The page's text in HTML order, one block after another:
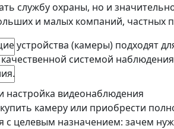
службу охраны, но и
и малых компаний, частных
устройства (камеры) подходят
системой
камеру или приобрести
с целевым назначением: зачем